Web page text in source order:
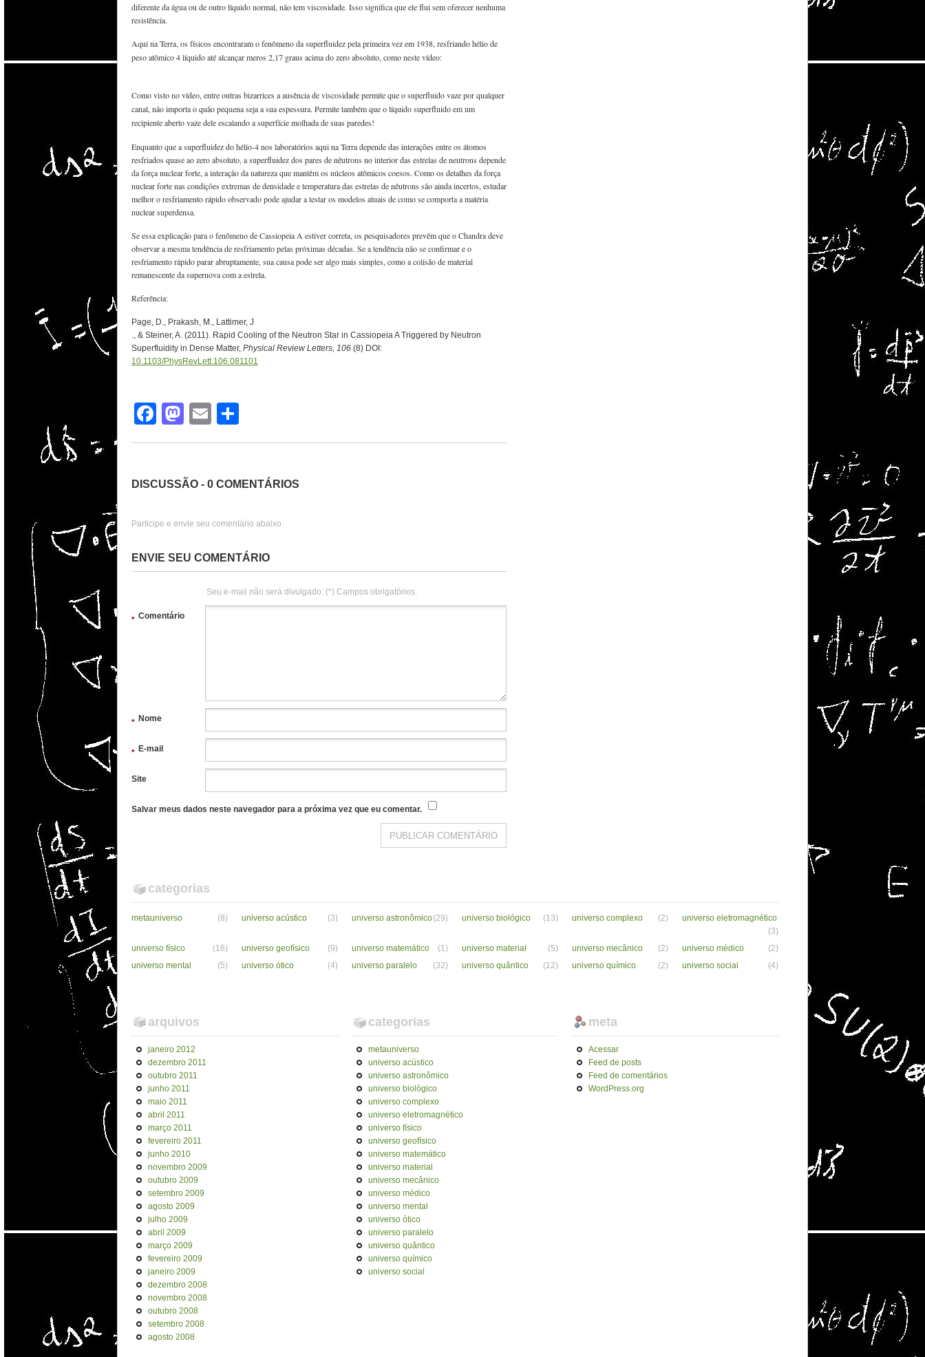
diferente da água ou de outro líquido normal, não tem viscosidade. Isso significa que ele flui sem oferecer nenhuma
resistência.
Aqui na Terra, os físicos encontraram o fenômeno da superfluidez pela primeira vez em 1938, resfriando hélio de
peso atômico 4 líquido até alcançar meros 2,17 graus acima do zero absoluto, como neste vídeo:
Como visto no vídeo, entre outras bizarrices a ausência de viscosidade permite que o superfluido vaze por qualquer
canal, não importa o quão pequena seja a sua espessura. Permite também que o líquido superfluido em um
recipiente aberto vaze dele escalando a superfície molhada de suas paredes!
Enquanto que a superfluidez do hélio-4 nos laboratórios aqui na Terra depende das interações entre os átomos
resfriados quase ao zero absoluto, a superfluidez dos pares de nêutrons no interior das estrelas de neutrons depende
da força nuclear forte, a interação da natureza que mantêm os núcleos atômicos coesos. Como os detalhes da força
nuclear forte nas condições extremas de densidade e temperatura das estrelas de nêutrons são ainda incertos, estudar
melhor o resfriamento rápido observado pode ajudar a testar os modelos atuais de como se comporta a matéria
nuclear superdensa.
Se essa explicação para o fenômeno de Cassiopeia A estiver correta, os pesquisadores prevêm que o Chandra deve
observar a mesma tendência de resfriamento pelas próximas décadas. Se a tendência não se confirmar e o
resfriamento rápido parar abruptamente, sua causa pode ser algo mais simples, como a colisão de material
remanescente da supernova com a estrela.
Referência:
Page, D., Prakash, M., Lattimer, J
., & Steiner, A. (2011). Rapid Cooling of the Neutron Star in Cassiopeia A Triggered by Neutron
Superfluidity in Dense Matter, Physical Review Letters, 106 (8) DOI:
10.1103/PhysRevLett.106.081101
Facebook
Mastodon
Email
DISCUSSÃO - 0 COMENTÁRIOS
Participe e envie seu comentário abaixo.
ENVIE SEU COMENTÁRIO
Seu e-mail não será divulgado. (*) Campos obrigatórios.
Comentário
*
Nome
*
E-mail
*
Site
Salvar meus dados neste navegador para a próxima vez que eu comentar.
categorias
metauniverso (8) universo acústico (3) universo astronômico(29) universo biológico (13) universo complexo (2)
universo eletromagnético
(3)
universo físico
(16) universo geofísico (9) universo matemático (1) universo material (5) universo mecânico (2) universo médico
(2)
universo mental
(5) universo ótico (4) universo paralelo (32) universo quântico (12) universo químico (2) universo social (4)
arquivos
janeiro 2012
dezembro 2011
outubro 2011
junho 2011
maio 2011
abril 2011
março 2011
fevereiro 2011
junho 2010
novembro 2009
outubro 2009
setembro 2009
agosto 2009
julho 2009
abril 2009
março 2009
fevereiro 2009
janeiro 2009
dezembro 2008
novembro 2008
outubro 2008
setembro 2008
agosto 2008
categorias
metauniverso
universo acústico
universo astronômico
universo biológico
universo complexo
universo eletromagnético
universo físico
universo geofísico
universo matemático
universo material
universo mecânico
universo médico
universo mental
universo ótico
universo paralelo
universo quântico
universo químico
universo social
meta
Acessar
Feed de posts
Feed de comentários
WordPress.org